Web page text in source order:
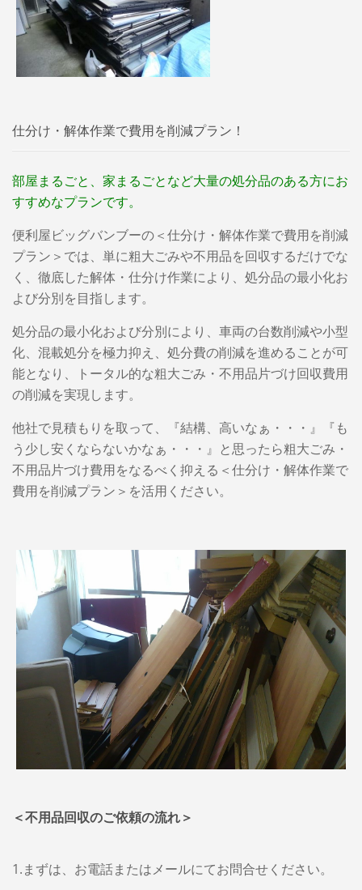
仕分け・解体作業で費用を削減プラン！
部屋まるごと、家まるごとなど大量の処分品のある方にお
すすめなプランです。
便利屋ビッグバンブーの＜仕分け・解体作業で費用を削減
プラン＞では、単に粗大ごみや不用品を回収するだけでな
く、徹底した解体・仕分け作業により、処分品の最小化お
よび分別を目指します。
処分品の最小化および分別により、車両の台数削減や小型
化、混載処分を極力抑え、処分費の削減を進めることが可
能となり、トータル的な粗大ごみ・不用品片づけ回収費用
の削減を実現します。
他社で見積もりを取って、『結構、高いなぁ・・・』『も
う少し安くならないかなぁ・・・』と思ったら粗大ごみ・
不用品片づけ費用をなるべく抑える ＜仕分け・解体作業で
費用を削減プラン＞を活用ください。
＜不用品回収のご依頼の流れ＞
1.まずは、お電話またはメールにてお問合せください。